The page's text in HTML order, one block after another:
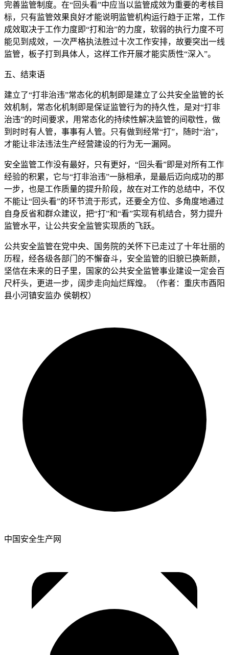
完善监管制度。在“回头看”中应当以监管成效为重要的考核目
标，只有监管效果良好才能说明监管机构运行趋于正常，工作
成效取决于工作力度即“打和治”的力度，软弱的执行力度不可
能见到成效，一次严格执法胜过十次工作安排，故要突出一线
监管，板子打到具体人，这样工作开展才能实质性“深入”。
五、结束语
建立了“打非治违”常态化的机制即是建立了公共安全监管的长
效机制，常态化机制即是保证监管行为的持久性，是对“打非
治违”的时间要求，用常态化的持续性解决监管的间歇性，做
到时时有人管，事事有人管。只有做到经常“打”，随时“治”，
才能让非法违法生产经营建设的行为无一漏网。
安全监管工作没有最好，只有更好，“回头看”即是对所有工作
经验的积累，它与“打非治违”一脉相承，是最后迈向成功的那
一步，也是工作质量的提升阶段，故在对工作的总结中，不仅
不能让“回头看”的环节流于形式，还要全方位、多角度地通过
自身反省和群众建议，把“打”和“看”实现有机结合，努力提升
监管水平，让公共安全监管实现质的飞跃。
公共安全监管在党中央、国务院的关怀下已走过了十年壮丽的
历程，经各级各部门的不懈奋斗，安全监管的旧貌已换新颜，
坚信在未来的日子里，国家的公共安全监管事业建设一定会百
尺杆头，更进一步，阔步走向灿烂辉煌。（作者：重庆市酉阳
县小河镇安监办 侯朝权）
中国安全生产网